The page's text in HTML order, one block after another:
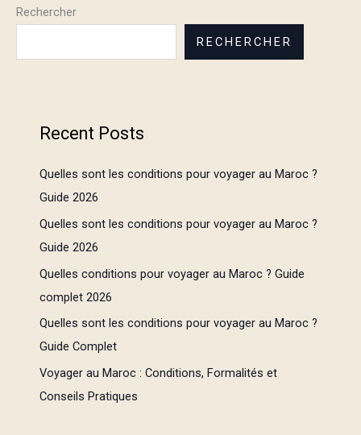
Rechercher
RECHERCHER
Recent Posts
Quelles sont les conditions pour voyager au Maroc ?
Guide 2026
Quelles sont les conditions pour voyager au Maroc ?
Guide 2026
Quelles conditions pour voyager au Maroc ? Guide
complet 2026
Quelles sont les conditions pour voyager au Maroc ?
Guide Complet
Voyager au Maroc : Conditions, Formalités et
Conseils Pratiques